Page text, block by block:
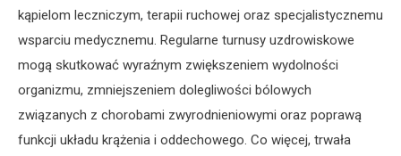
kąpielom leczniczym, terapii ruchowej oraz specjalistycznemu
wsparciu medycznemu. Regularne turnusy uzdrowiskowe
mogą skutkować wyraźnym zwiększeniem wydolności
organizmu, zmniejszeniem dolegliwości bólowych
związanych z chorobami zwyrodnieniowymi oraz poprawą
funkcji układu krążenia i oddechowego. Co więcej, trwała